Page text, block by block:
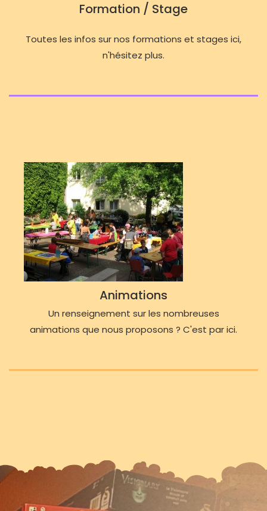
Formation / Stage
Toutes les infos sur nos formations et stages ici,
n'hésitez plus.
Animations
Un renseignement sur les nombreuses
animations que nous proposons ? C'est par ici.